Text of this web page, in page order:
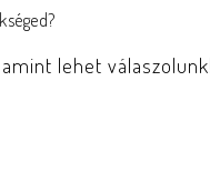
lehet válaszolunk!